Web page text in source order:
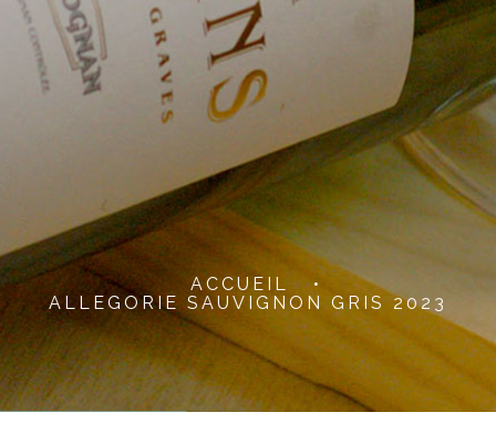
ACCUEIL
•
ALLEGORIE SAUVIGNON GRIS 2023